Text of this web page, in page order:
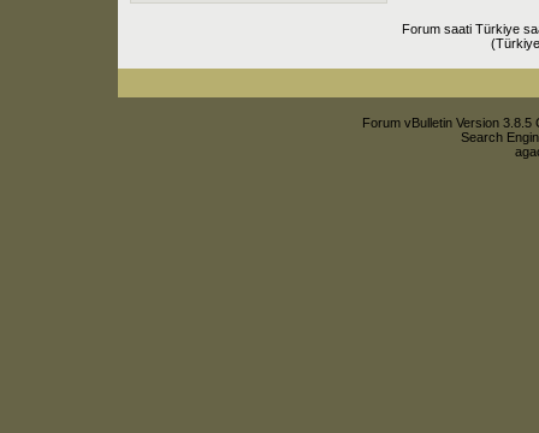
Forum saati Türkiye
Forum vBulletin Version
Search